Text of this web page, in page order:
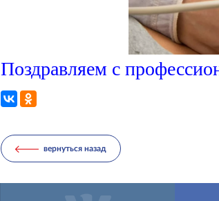
Поздравляем с
вернуться назад